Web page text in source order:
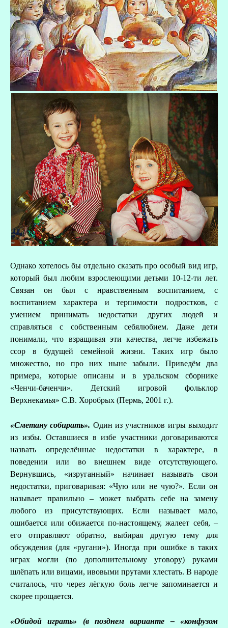
Однако хотелось бы отдельно сказать про особый вид игр,
который был любим взрослеющими детьми 10-12-ти лет.
Связан он был с нравственным воспитанием, с
воспитанием характера и терпимости подростков, с
умением принимать недостатки других людей и
справляться с собственным себялюбием. Даже дети
понимали, что взращивая эти качества, легче избежать
ссор в будущей семейной жизни. Таких игр было
множество, но про них ныне забыли. Приведём два
примера, которые описаны и в уральском сборнике
«Ченчи-баченчи». Детский игровой фольклор
Верхнекамья» С.В. Хоробрых (Пермь, 2001 г.).
«Сметану собирать». Один из участников игры выходит
из избы. Оставшиеся в избе участники договариваются
назвать определённые недостатки в характере, в
поведении или во внешнем виде отсутствующего.
Вернувшись, «изруганный» начинает называть свои
недостатки, приговаривая: «Чую или не чую?». Если он
называет правильно – может выбрать себе на замену
любого из присутствующих. Если называет мало,
ошибается или обижается по-настоящему, жалеет себя, –
его отправляют обратно, выбирая другую тему для
обсуждения (для «ругани»). Иногда при ошибке в таких
играх могли (по дополнительному уговору) руками
шлёпать или вицами, ивовыми прутами хлестать. В народе
считалось, что через лёгкую боль легче запоминается и
скорее прощается.
«Обидой играть» (в позднем варианте – «конфузом